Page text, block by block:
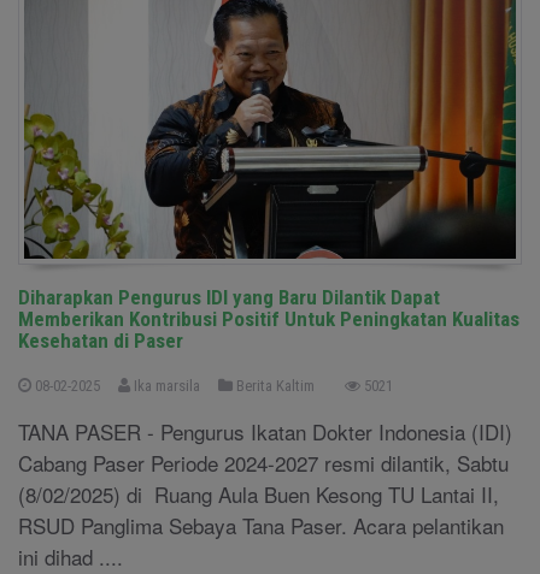
Diharapkan Pengurus IDI yang Baru Dilantik Dapat
Memberikan Kontribusi Positif Untuk Peningkatan Kualitas
Kesehatan di Paser
08-02-2025 Ika marsila Berita Kaltim 5021
TANA PASER - Pengurus Ikatan Dokter Indonesia (IDI)
Cabang Paser Periode 2024-2027 resmi dilantik, Sabtu
(8/02/2025) di Ruang Aula Buen Kesong TU Lantai II,
RSUD Panglima Sebaya Tana Paser. Acara pelantikan
ini dihad ....